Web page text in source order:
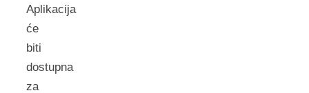
Aplikacija
će
biti
dostupna
za